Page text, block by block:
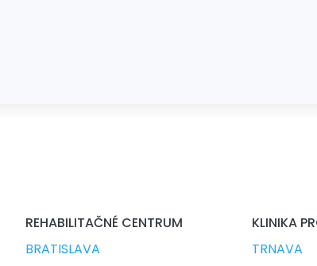
REHABILITAČNÉ CENTRUM
BRATISLAVA
KLINIKA
TRNAVA